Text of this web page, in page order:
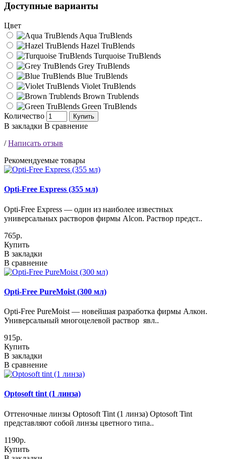
Доступные варианты
Цвет
Aqua TruBlends
Hazel TruBlends
Turquoise TruBlends
Grey TruBlends
Blue TruBlends
Violet TruBlends
Brown Trublends
Green TruBlends
Количество
Купить
В закладки В сравнение
/Написать отзыв
Рекомендуемые товары
Opti-Free Express (355 мл)
Opti-Free Express — один из наиболее известных
универсальных растворов фирмы Alcon. Раствор предст..
765р.
Купить
В закладки
В сравнение
Opti-Free PureMoist (300 мл)
Opti-Free PureMoist — новейшая разработка фирмы Алкон.
Универсальный многоцелевой раствор явл..
915р.
Купить
В закладки
В сравнение
Optosoft tint (1 линза)
Оттеночные линзы Optosoft Tint (1 линза) Optosoft Tint
представляют собой линзы цветного типа..
1190р.
Купить